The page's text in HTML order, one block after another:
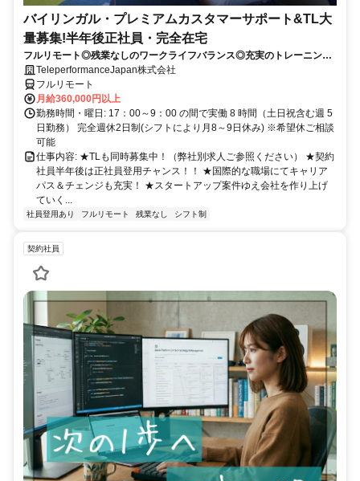
バイリンガル・プレミアムカスタマーサポート&TL大
量募集!半年後正社員・完全在宅
フルリモート◎残業なしのワークライフバランス◎充実のトレーニング
◎語学を活かして将来キャリア有望
TeleperformanceJapan株式会社
フルリモート
月給360,000円以上
勤務時間・曜日: 17：00～9：00 の間で実働 8 時間（土日祝含む週 5
日勤務） 完全週休2日制(シフトにより月8～9日休み) ※希望休ご相談
可能
仕事内容: ★TLも同時募集中！（弊社別求人ご参照ください） ★契約
社員半年後は正社員登用チャンス！！ ★国際的な職場にてキャリア
パス＆チェンジも充実！ ★スタートアップ案件ゆえ会社を作り上げ
ていく...
社員登用あり フルリモート 残業なし シフト制
契約社員